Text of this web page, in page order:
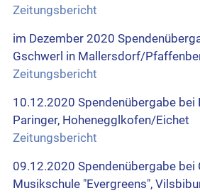
Zeitungsbericht
im Dezember 2020
Gschwerl in Mallersdorf/
Zeitungsbericht
10.12.2020 Spendenübergabe bei
Paringer, Hohenegglkofen/Eichet
Zeitungsbericht
09.12.2020 Spendenübergabe bei
Musikschule "Evergreens",